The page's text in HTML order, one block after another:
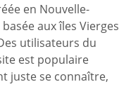
en Nouvelle-
aux îles Vierges
utilisateurs du
est populaire
juste se connaître,